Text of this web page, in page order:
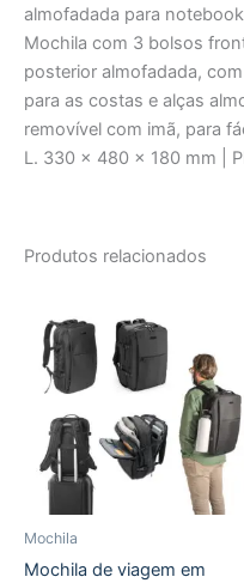
almofadada para
Mochila com 3 bolsos
posterior almofadada,
para as costas e alças
removível com imã, para
L. 330 x 480 x 180 mm |
Produtos relacionados
Mochila
Mochila de viagem em